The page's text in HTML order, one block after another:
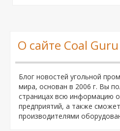
О сайте Coal Guru
Блог новостей угольной
мира, основан в 2006 г. Вы
страницах всю информацию
предприятий, а также
производителями